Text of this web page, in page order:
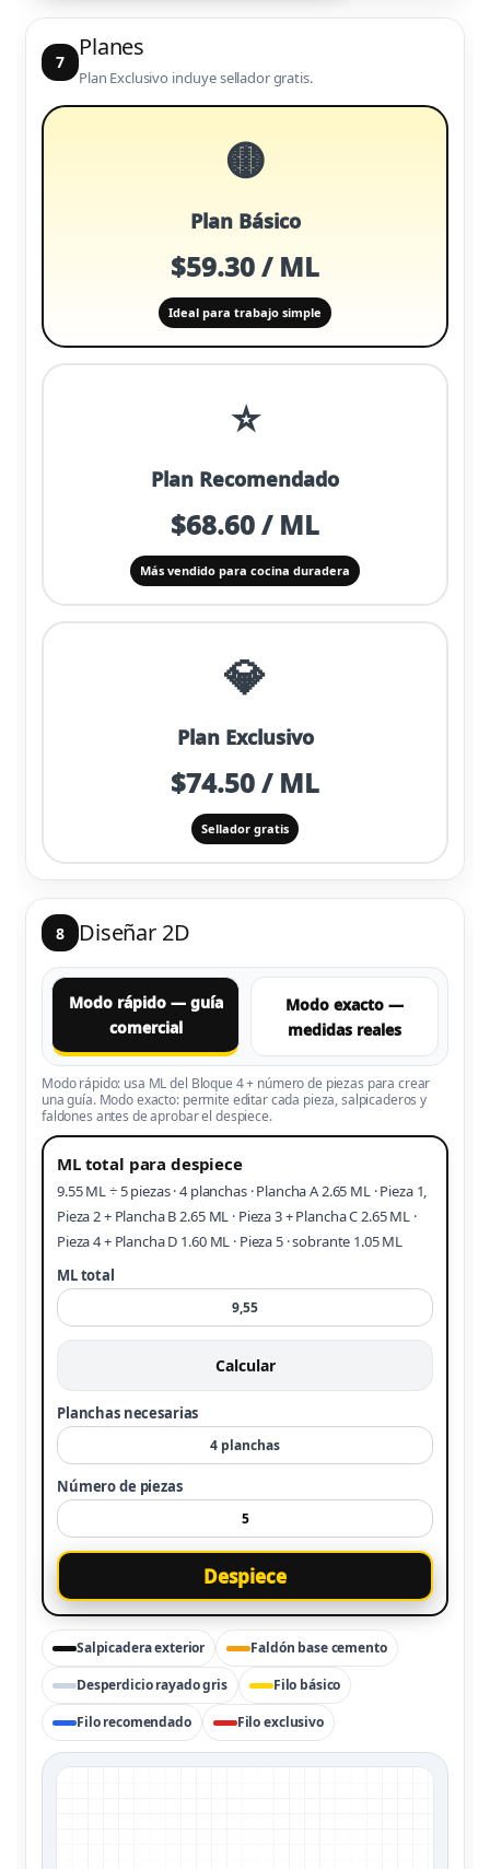
7
Planes
Plan Exclusivo incluye sellador gratis.
🟡
Plan Básico
$59.30 / ML
Ideal para trabajo simple
⭐
Plan Recomendado
$68.60 / ML
Más vendido para cocina duradera
💎
Plan Exclusivo
$74.50 / ML
Sellador gratis
8 Diseñar 2D
Modo rápido — guía
comercial
Modo exacto —
medidas reales
Modo rápido: usa ML del Bloque 4 + número de piezas para crear
una guía. Modo exacto: permite editar cada pieza, salpicaderos y
faldones antes de aprobar el despiece.
ML total para despiece
9.55 ML ÷ 5 piezas · 4 planchas · Plancha A 2.65 ML · Pieza 1,
Pieza 2 + Plancha B 2.65 ML · Pieza 3 + Plancha C 2.65 ML ·
Pieza 4 + Plancha D 1.60 ML · Pieza 5 · sobrante 1.05 ML
ML total
Calcular
Planchas necesarias
Número de piezas
Despiece
Salpicadera exterior
Faldón base cemento
Desperdicio rayado gris
Filo básico
Filo recomendado
Filo exclusivo